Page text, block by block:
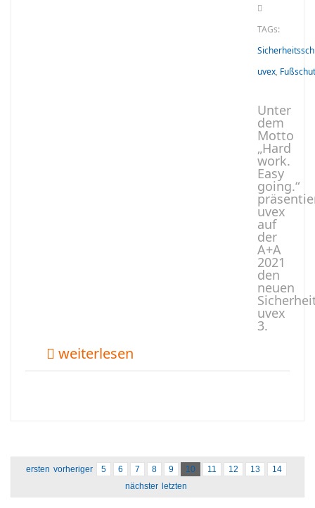
TAGs:
uvex,
Unter
dem
Motto
„Hard
work.
Easy
going.“
uvex
auf
der
A+A
2021
den
neuen
uvex
3.
weiterlesen
ersten vorheriger 5 6 7 8 9 10 11 12 13
14
nächster
letzten